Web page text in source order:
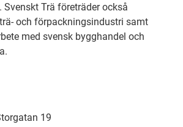
Trä företräder också
och förpackningsindustri samt
med svensk bygghandel och
19